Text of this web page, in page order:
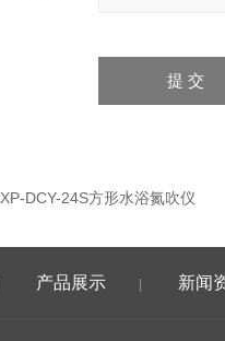
XP-DCY-24S方形水浴氮吹仪
产品展示 新闻